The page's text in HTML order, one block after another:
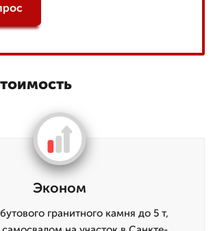
Эконом
гранитного камня до 5 т,